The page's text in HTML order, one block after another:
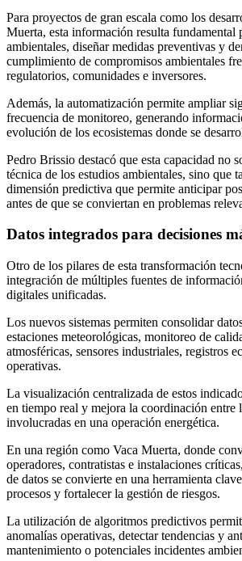
Para proyectos de gran escala como los
Muerta, esta información resulta fundamental
ambientales, diseñar medidas preventivas y
cumplimiento de compromisos ambientales
regulatorios, comunidades e inversores.
Además, la automatización permite ampliar
frecuencia de monitoreo, generando
evolución de los ecosistemas donde se
Pedro Brissio destacó que esta capacidad no
técnica de los estudios ambientales, sino que
dimensión predictiva que permite anticipar
antes de que se conviertan en problemas
Datos integrados para decisiones
Otro de los pilares de esta transformación
integración de múltiples fuentes de
digitales unificadas.
Los nuevos sistemas permiten consolidar
estaciones meteorológicas, monitoreo de
atmosféricas, sensores industriales, registros
operativas.
La visualización centralizada de estos
en tiempo real y mejora la coordinación entre
involucradas en una operación energética.
En una región como Vaca Muerta, donde
operadores, contratistas e instalaciones
de datos se convierte en una herramienta
procesos y fortalecer la gestión de riesgos.
La utilización de algoritmos predictivos
anomalías operativas, detectar tendencias y
mantenimiento o potenciales incidentes